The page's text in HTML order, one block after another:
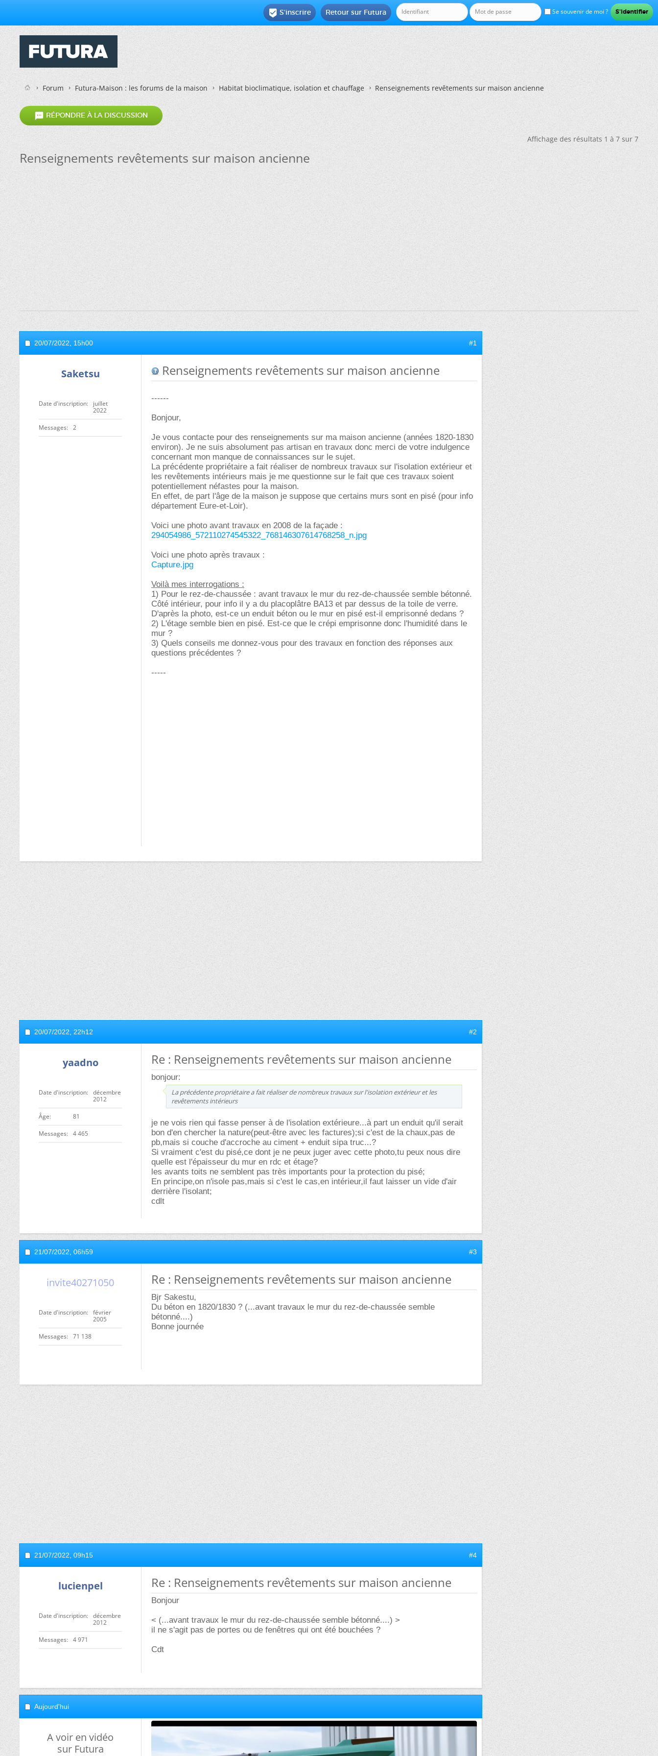
Se souvenir de moi ?
Retour sur Futura
 S'inscrire
Forum Futura-Maison : les forums de la maison Habitat bioclimatique, isolation et chauffage Renseignements revêtements sur maison ancienne
 RÉPONDRE À LA DISCUSSION
Affichage des résultats 1 à 7 sur 7
Renseignements revêtements sur maison ancienne
20/07/2022, 15h00 #1
Saketsu
Date d'inscription
juillet
2022
Messages 2
Renseignements revêtements sur maison ancienne
------
Bonjour,
Je vous contacte pour des renseignements sur ma maison ancienne (années 1820-1830
environ). Je ne suis absolument pas artisan en travaux donc merci de votre indulgence
concernant mon manque de connaissances sur le sujet.
La précédente propriétaire a fait réaliser de nombreux travaux sur l'isolation extérieur et
les revêtements intérieurs mais je me questionne sur le fait que ces travaux soient
potentiellement néfastes pour la maison.
En effet, de part l'âge de la maison je suppose que certains murs sont en pisé (pour info
département Eure-et-Loir).
Voici une photo avant travaux en 2008 de la façade :
294054986_572110274545322_768146307614768258_n.jpg
Voici une photo après travaux :
Capture.jpg
Voilà mes interrogations :
1) Pour le rez-de-chaussée : avant travaux le mur du rez-de-chaussée semble bétonné.
Côté intérieur, pour info il y a du placoplâtre BA13 et par dessus de la toile de verre.
D'après la photo, est-ce un enduit béton ou le mur en pisé est-il emprisonné dedans ?
2) L'étage semble bien en pisé. Est-ce que le crépi emprisonne donc l'humidité dans le
mur ?
3) Quels conseils me donnez-vous pour des travaux en fonction des réponses aux
questions précédentes ?
-----
20/07/2022, 22h12 #2
yaadno
Date d'inscription
décembre
2012
ge 81
Messages 4 465
Re : Renseignements revêtements sur maison ancienne
bonjour:
La précédente propriétaire a fait réaliser de nombreux travaux sur l'isolation extérieur et les
revêtements intérieurs
je ne vois rien qui fasse penser à de l'isolation extérieure...à part un enduit qu'il serait
bon d'en chercher la nature(peut-être avec les factures);si c'est de la chaux,pas de
pb,mais si couche d'accroche au ciment + enduit sipa truc...?
Si vraiment c'est du pisé,ce dont je ne peux juger avec cette photo,tu peux nous dire
quelle est l'épaisseur du mur en rdc et étage?
les avants toits ne semblent pas très importants pour la protection du pisé;
En principe,on n'isole pas,mais si c'est le cas,en intérieur,il faut laisser un vide d'air
derrière l'isolant;
cdlt
21/07/2022, 06h59 #3
invite40271050
Date d'inscription
février
2005
Messages 71 138
Re : Renseignements revêtements sur maison ancienne
Bjr Sakestu,
Du béton en 1820/1830 ? (...avant travaux le mur du rez-de-chaussée semble
bétonné....)
Bonne journée
21/07/2022, 09h15 #4
lucienpel
Date d'inscription
décembre
2012
Messages 4 971
Re : Renseignements revêtements sur maison ancienne
Bonjour
< (...avant travaux le mur du rez-de-chaussée semble bétonné....) >
il ne s'agit pas de portes ou de fenêtres qui ont été bouchées ?
Cdt
Aujourd'hui
A voir en vidéo
sur Futura